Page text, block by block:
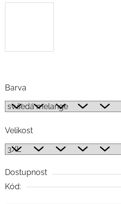
Barva
Velikost
Dostupnost
Kód: